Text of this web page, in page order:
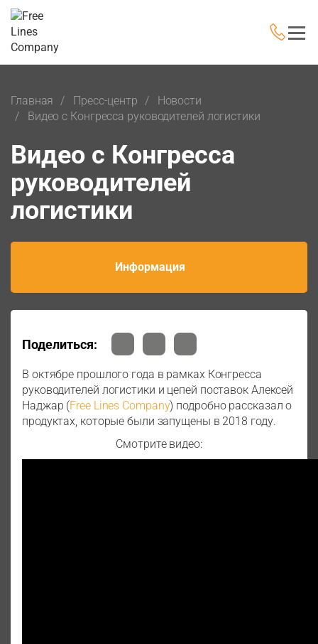
Главная Пресс-центр
Новости
Видео с Конгресса руководителей логистики
Видео с Конгресса
руководителей
логистики
Информация
Поделиться:
В октябре прошлого года в рамках Конгресса
руководителей логистики и цепей поставок Алексей
Наджар (Free Lines Company) подробно рассказал о
продуктах, которые были запущены в 2018 году.
Смотрите видео: